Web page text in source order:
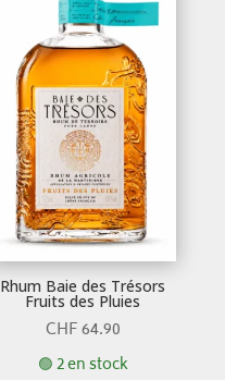
Rhum Baie des Trésors
Fruits des Pluies
CHF64.90
🟢 2 en stock